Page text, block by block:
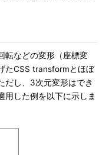
転などの変形（座標変
たCSS transformとほぼ
だし、3次元変形はでき
用した例を以下に示しま